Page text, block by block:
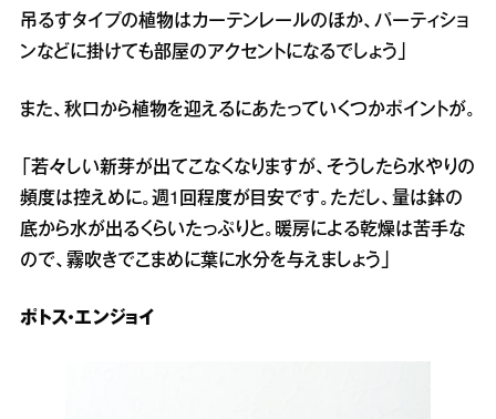
吊るすタイプの植物はカーテンレールのほか、パーティショ
ンなどに掛けても部屋のアクセントになるでしょう」
また、秋口から植物を迎えるにあたっていくつかポイントが。
「若々しい新芽が出てこなくなりますが、そうしたら水やりの
頻度は控えめに。週1回程度が目安です。ただし、量は鉢の
底から水が出るくらいたっぷりと。暖房による乾燥は苦手な
ので、霧吹きでこまめに葉に水分を与えましょう」
ポトス・エンジョイ